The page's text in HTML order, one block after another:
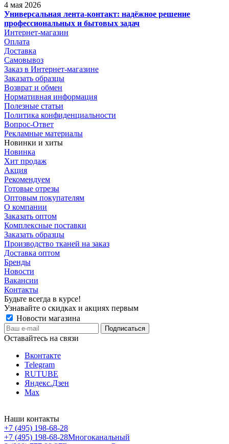
4 мая 2026
Универсальная лента-контакт: надёжное решение
профессиональных и бытовых задач
Интернет-магазин
Оплата
Доставка
Самовывоз
Заказ в Интернет-магазине
Заказать образцы
Возврат и обмен
Нормативная информация
Полезные статьи
Политика конфиденциальности
Вопрос-Ответ
Рекламные материалы
Новинки и хиты
Новинка
Хит продаж
Акция
Рекомендуем
Готовые отрезы
Оптовым покупателям
О компании
Заказать оптом
Комплексные поставки
Заказать образцы
Производство тканей на заказ
Доставка оптом
Бренды
Новости
Вакансии
Контакты
Будьте всегда в курсе!
Узнавайте о скидках и акциях первым
Новости магазина
Оставайтесь на связи
Вконтакте
Telegram
RUTUBE
Яндекс.Дзен
Max
Наши контакты
+7 (495) 198-68-28
+7 (495) 198-68-28Многоканальный